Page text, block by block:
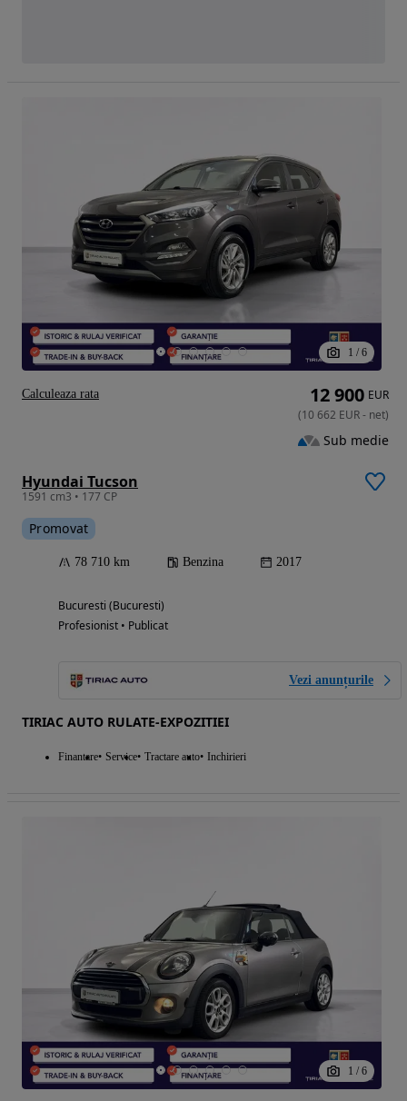
1 / 6
Hyundai Tucson
1591 cm3 • 177 CP
Promovat
78 710 km Benzina 2017
Bucuresti (Bucuresti)
Profesionist • Publicat
Vezi anunțurile
TIRIAC AUTO RULATE-EXPOZITIEI
Finantare Service Tractare auto Inchirieri
12 900 EUR
(10 662 EUR- net)
Sub medie
Calculeaza rata
1 / 6